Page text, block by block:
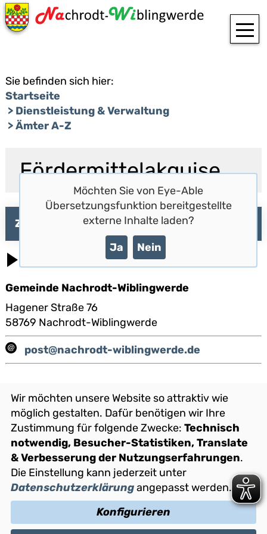
Möchten Sie von Eye-Able
Übersetzungsfunktion bereitgestellte
externe Inhalte laden?
Ja Nein
Sie befinden sich hier:
Startseite
Dienstleistung & Verwaltung
Ämter A-Z
Fördermittelakquise
Zuständiger Fachbereich
Fachbereich 3
Gemeinde Nachrodt-Wiblingwerde
Hagener Straße 76
58769 Nachrodt-Wiblingwerde
post@nachrodt-wiblingwerde.de
Ansprechperson:
Ursula Schöllnershans
0 23 52 / 93 83 - 36
0 23 52 / 93 83 - 50
E-Mail senden
Wir möchten unsere Website so attraktiv wie
möglich gestalten. Dafür benötigen wir Ihre
Zustimmung für folgende Zwecke: Technisch
notwendig, Besucher-Statistiken, Translate
& Verbesserung der Nutzungserfahrungen.
Die Einstellung kann jederzeit unter
Datenschutzerklärungangepasst werden.
Konfigurieren